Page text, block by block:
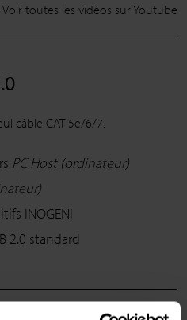
Voir toutes les vidéos sur Youtube
câble CAT 5e/6/7.
PC Host (ordinateur)
INOGENI
2.0 standard